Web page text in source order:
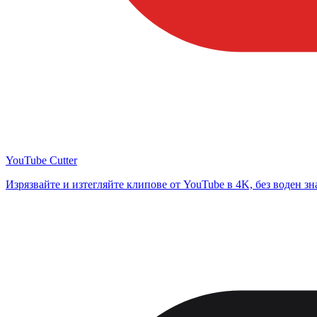
YouTube Cutter
Изрязвайте и изтегляйте клипове от YouTube в 4K, без воден